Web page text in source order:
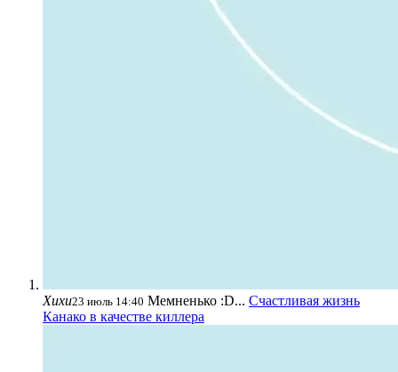
Хихи23 июль 14:40 Мемненько :D... Счастливая жизнь
Канако в качестве киллера